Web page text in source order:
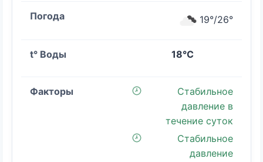
19°/26°
18°C
Стабильное
давление в
течение суток
Стабильное
давление